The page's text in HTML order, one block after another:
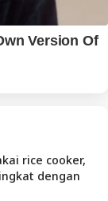
rice cooker,
dengan